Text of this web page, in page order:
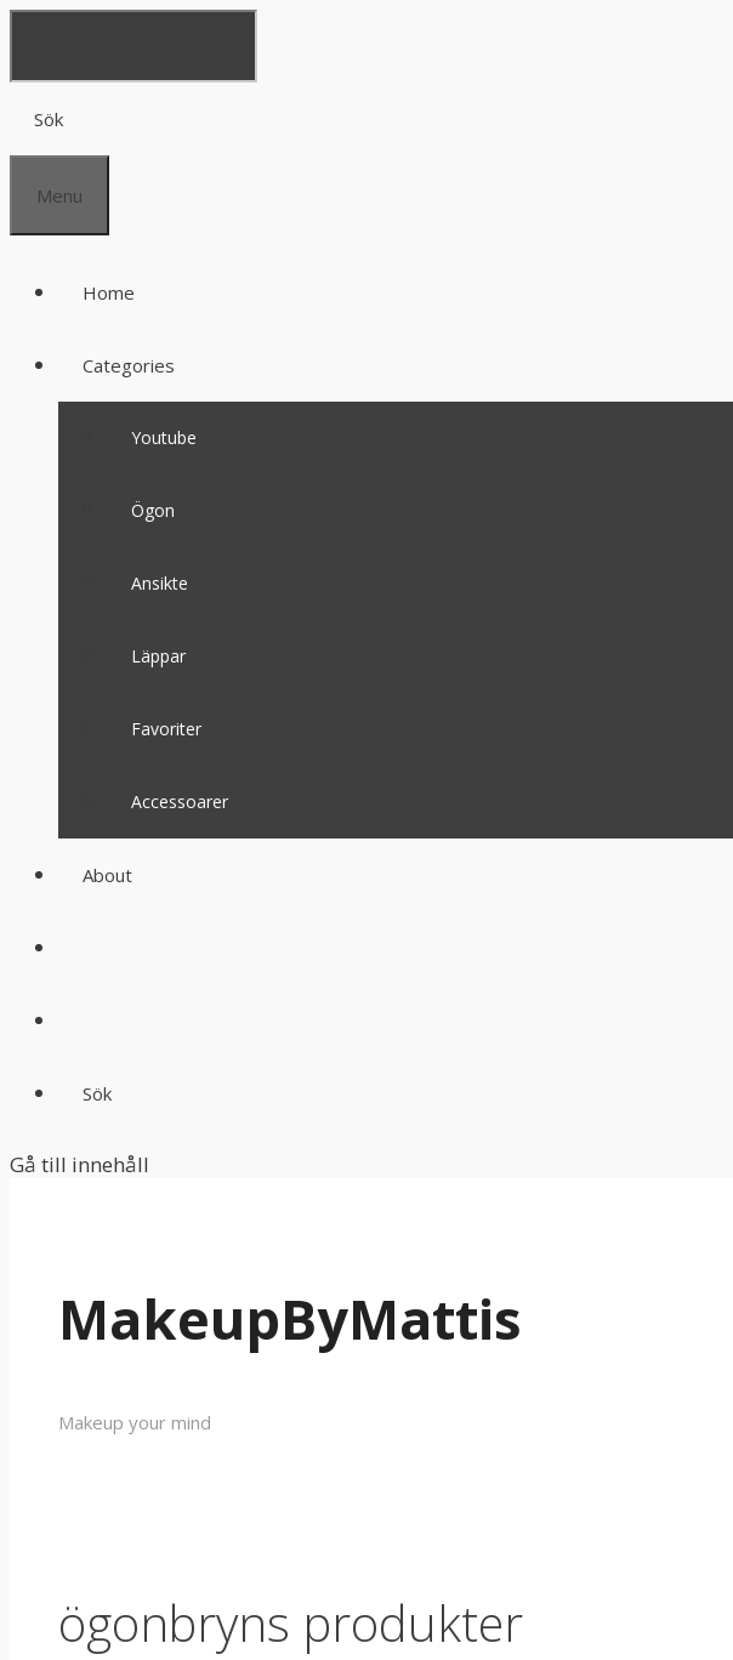
Sök
Menu
Home
Categories
Youtube
Ögon
Ansikte
Läppar
Favoriter
Accessoarer
About
Sök
Gå till innehåll
MakeupByMattis
Makeup your mind
ögonbryns produkter